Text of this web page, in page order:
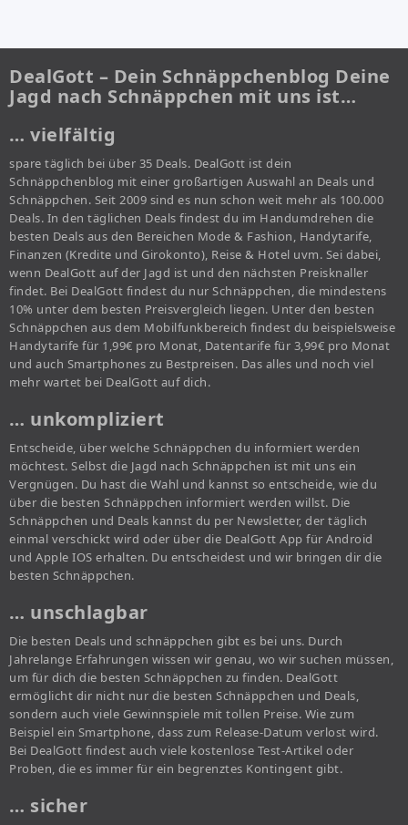
DealGott – Dein Schnäppchenblog Deine
Jagd nach Schnäppchen mit uns ist…
… vielfältig
spare täglich bei über 35 Deals. DealGott ist dein
Schnäppchenblog mit einer großartigen Auswahl an Deals und
Schnäppchen. Seit 2009 sind es nun schon weit mehr als 100.000
Deals. In den täglichen Deals findest du im Handumdrehen die
besten Deals aus den Bereichen Mode & Fashion, Handytarife,
Finanzen (Kredite und Girokonto), Reise & Hotel uvm. Sei dabei,
wenn DealGott auf der Jagd ist und den nächsten Preisknaller
findet. Bei DealGott findest du nur Schnäppchen, die mindestens
10% unter dem besten Preisvergleich liegen. Unter den besten
Schnäppchen aus dem Mobilfunkbereich findest du beispielsweise
Handytarife für 1,99€ pro Monat, Datentarife für 3,99€ pro Monat
und auch Smartphones zu Bestpreisen. Das alles und noch viel
mehr wartet bei DealGott auf dich.
… unkompliziert
Entscheide, über welche Schnäppchen du informiert werden
möchtest. Selbst die Jagd nach Schnäppchen ist mit uns ein
Vergnügen. Du hast die Wahl und kannst so entscheide, wie du
über die besten Schnäppchen informiert werden willst. Die
Schnäppchen und Deals kannst du per Newsletter, der täglich
einmal verschickt wird oder über die DealGott App für Android
und Apple IOS erhalten. Du entscheidest und wir bringen dir die
besten Schnäppchen.
… unschlagbar
Die besten Deals und schnäppchen gibt es bei uns. Durch
Jahrelange Erfahrungen wissen wir genau, wo wir suchen müssen,
um für dich die besten Schnäppchen zu finden. DealGott
ermöglicht dir nicht nur die besten Schnäppchen und Deals,
sondern auch viele Gewinnspiele mit tollen Preise. Wie zum
Beispiel ein Smartphone, dass zum Release-Datum verlost wird.
Bei DealGott findest auch viele kostenlose Test-Artikel oder
Proben, die es immer für ein begrenztes Kontingent gibt.
… sicher